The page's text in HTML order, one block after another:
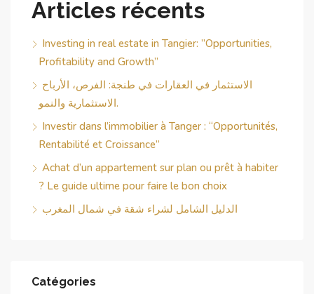
Articles récents
Investing in real estate in Tangier: ”Opportunities,
Profitability and Growth”
الاستثمار في العقارات في طنجة: الفرص، الأرباح
الاستثمارية والنمو.
Investir dans l’immobilier à Tanger : “Opportunités,
Rentabilité et Croissance”
Achat d’un appartement sur plan ou prêt à habiter
? Le guide ultime pour faire le bon choix
الدليل الشامل لشراء شقة في شمال المغرب
Catégories